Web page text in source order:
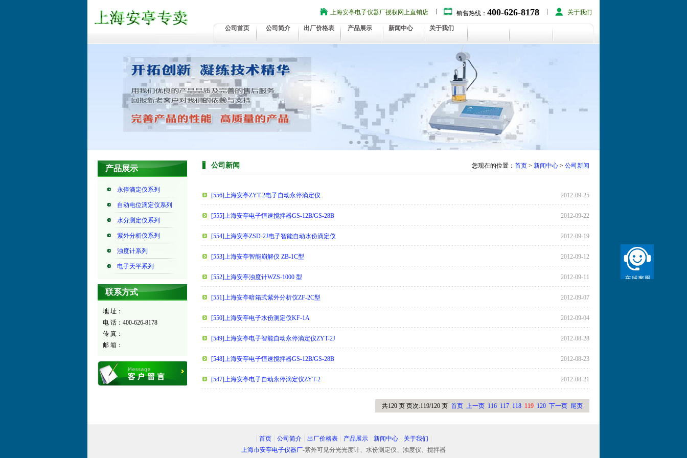
上海安亭电子仪器厂授权网上直销店 销售热线： 400-626-8178 关于我们
公司首页 公司简介 出厂价格表 产品展示 新闻中心 关于我们
产品展示
永停滴定仪系列
自动电位滴定仪系列
水分测定仪系列
紫外分析仪系列
浊度计系列
电子天平系列
联系方式
地 址：
电 话：400-626-8178
传 真：
邮 箱：
公司新闻 您现在的位置： 首页 > 新闻中心 > 公司新闻
[556]上海安亭ZYT-2电子自动永停滴定仪 2012-09-25
[555]上海安亭电子恒速搅拌器GS-12B/GS-28B 2012-09-22
[554]上海安亭ZSD-2J电子智能自动水份滴定仪 2012-09-19
[553]上海安亭智能崩解仪 ZB-1C型 2012-09-12
[552]上海安亭浊度计WZS-1000 型 2012-09-11
[551]上海安亭暗箱式紫外分析仪ZF-2C型 2012-09-07
[550]上海安亭电子水份测定仪KF-1A 2012-09-04
[549]上海安亭电子智能自动永停滴定仪ZYT-2J 2012-08-28
[548]上海安亭电子恒速搅拌器GS-12B/GS-28B 2012-08-23
[547]上海安亭电子自动永停滴定仪ZYT-2 2012-08-21
共120 页 页次:119/120 页 首页 上一页 116 117 118 119 120 下一页 尾页
首页 公司简介 出厂价格表 产品展示 新闻中心
关于我们
上海市安亭电子仪器厂-紫外可见分光光度计、水份测定仪、浊度仪、搅拌器